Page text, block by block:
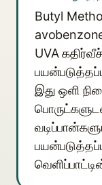
Butyl
UVA
இது ஒளி